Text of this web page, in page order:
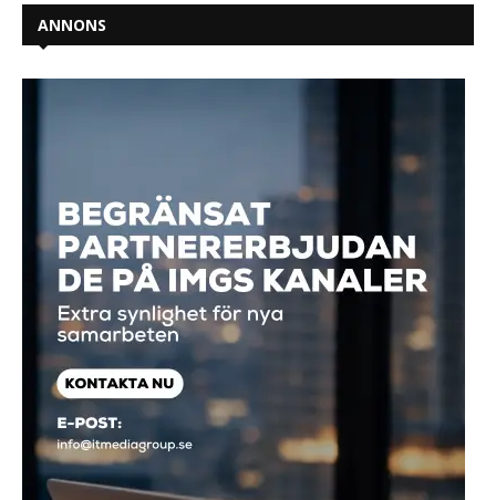
ANNONS